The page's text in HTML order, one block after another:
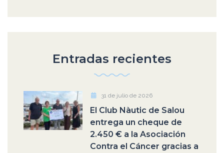
Entradas recientes
31 de julio de 2026
El Club Nàutic de Salou
entrega un cheque de
2.450 € a la Asociación
Contra el Cáncer gracias a